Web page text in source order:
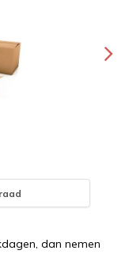
dan nemen